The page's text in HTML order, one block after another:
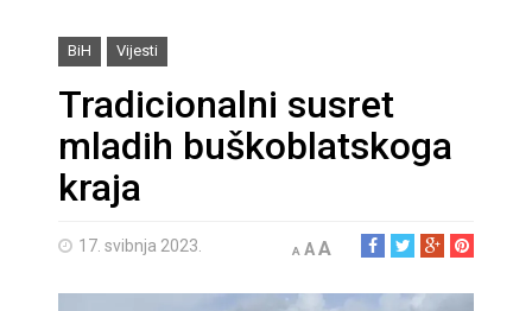
BiH Vijesti
Tradicionalni susret
mladih buškoblatskoga
kraja
17. svibnja 2023. A AA